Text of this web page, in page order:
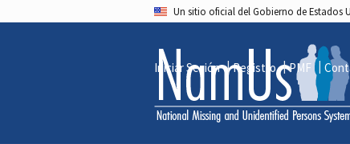
Un sitio oficial del Gobierno de Estados
Iniciar Sesión Registro PMF